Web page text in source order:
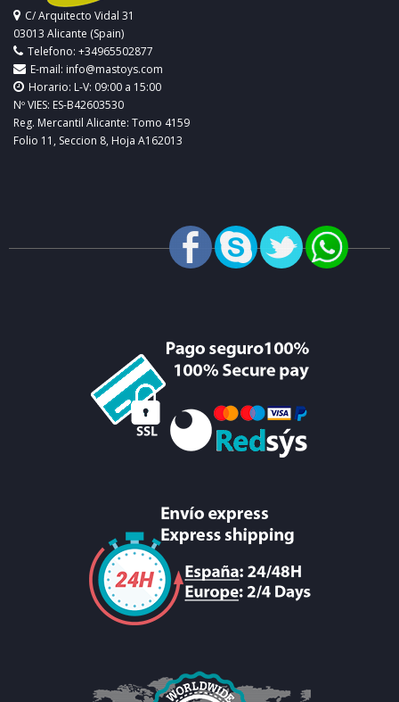
C/ Arquitecto Vidal 31
03013 Alicante (Spain)
Telefono: +34965502877
E-mail: info@mastoys.com
Horario: L-V: 09:00 a 15:00
Nº VIES: ES-B42603530
Reg. Mercantil Alicante: Tomo 4159
Folio 11, Seccion 8, Hoja A162013